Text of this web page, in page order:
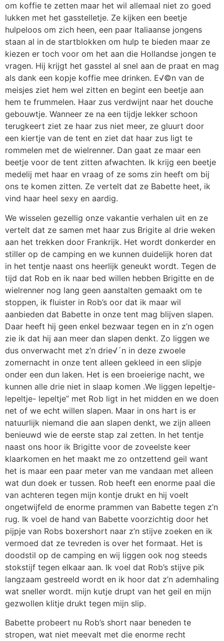
om koffie te zetten maar het wil allemaal niet zo goed
lukken met het gasstelletje. Ze kijken een beetje
hulpeloos om zich heen, een paar Italiaanse jongens
staan al in de startblokken om hulp te bieden maar ze
kiezen er toch voor om het aan die Hollandse jongen te
vragen. Hij krijgt het gasstel al snel aan de praat en mag
als dank een kopje koffie mee drinken. E√©n van de
meisjes ziet hem wel zitten en begint een beetje aan
hem te frummelen. Haar zus verdwijnt naar het douche
gebouwtje. Wanneer ze na een tijdje lekker schoon
terugkeert ziet ze haar zus niet meer, ze gluurt door
een kiertje van de tent en ziet dat haar zus ligt te
rommelen met de wielrenner. Dan gaat ze maar een
beetje voor de tent zitten afwachten. Ik krijg een beetje
medelij met haar en vraag of ze soms zin heeft om bij
ons te komen zitten. Ze vertelt dat ze Babette heet, ik
vind haar heel sexy en aardig.
We wisselen gezellig onze vakantie verhalen uit en ze
vertelt dat ze samen met haar zus Brigite al drie weken
aan het trekken door Frankrijk. Het wordt donkerder en
stiller op de camping en we kunnen duidelijk horen dat
in het tentje naast ons heerlijk geneukt wordt. Tegen de
tijd dat Rob en ik naar bed willen hebben Brigitte en de
wielrenner nog lang geen aanstalten gemaakt om te
stoppen, ik fluister in Rob’s oor dat ik maar wil
aanbieden dat Babette in onze tent mag blijven slapen.
Daar heeft hij geen enkel bezwaar tegen en in z’n ogen
zie ik dat hij aan meer dan slapen denkt. Zo liggen we
dus onverwacht met z’n drie√´n in deze zwoele
zomernacht in onze tent alleen gekleed in een slipje
onder een dun laken. Het is een broeierige nacht, we
kunnen alle drie niet in slaap komen .We liggen lepeltje-
lepeltje- lepeltje” met Rob ligt in het midden en we doen
net of we echt willen slapen. Maar in ons hart is er
natuurlijk niemand die aan slapen denkt, we zijn alleen
benieuwd wie de eerste stap zal zetten. In het tentje
naast ons hoor ik Brigitte voor de zoveelste keer
klaarkomen en het maakt me zo ontzettend geil want
het is maar een paar meter van me vandaan met alleen
wat dun doek er tussen. Rob heeft een enorme paal die
van achteren tegen mijn kontje drukt en hij voelt
ongetwijfeld de enorme prammen van Babette tegen z’n
rug. Ik voel de hand van Babette voorzichtig door het
pijpje van Robs boxershort naar z’n stijve zoeken en ik
vermoed dat ze tevreden is over het formaat. Het is
doodstil op de camping en wij liggen ook nog steeds
stokstijf tegen elkaar aan. Ik voel dat Rob’s stijve pik
langzaam gestreeld wordt en ik hoor dat z’n ademhaling
wat sneller wordt. mijn kutje drupt van het geil en mijn
gezwollen klitje drukt tegen mijn slip.
Babette probeert nu Rob’s short naar beneden te
stropen, wat niet meevalt met die enorme recht